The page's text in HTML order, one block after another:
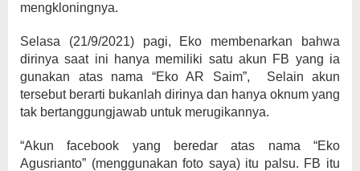
mengkloningnya.
Selasa (21/9/2021) pagi, Eko membenarkan bahwa
dirinya saat ini hanya memiliki satu akun FB yang ia
gunakan atas nama “Eko AR Saim”, Selain akun
tersebut berarti bukanlah dirinya dan hanya oknum yang
tak bertanggungjawab untuk merugikannya.
“Akun facebook yang beredar atas nama “Eko
Agusrianto” (menggunakan foto saya) itu palsu. FB itu